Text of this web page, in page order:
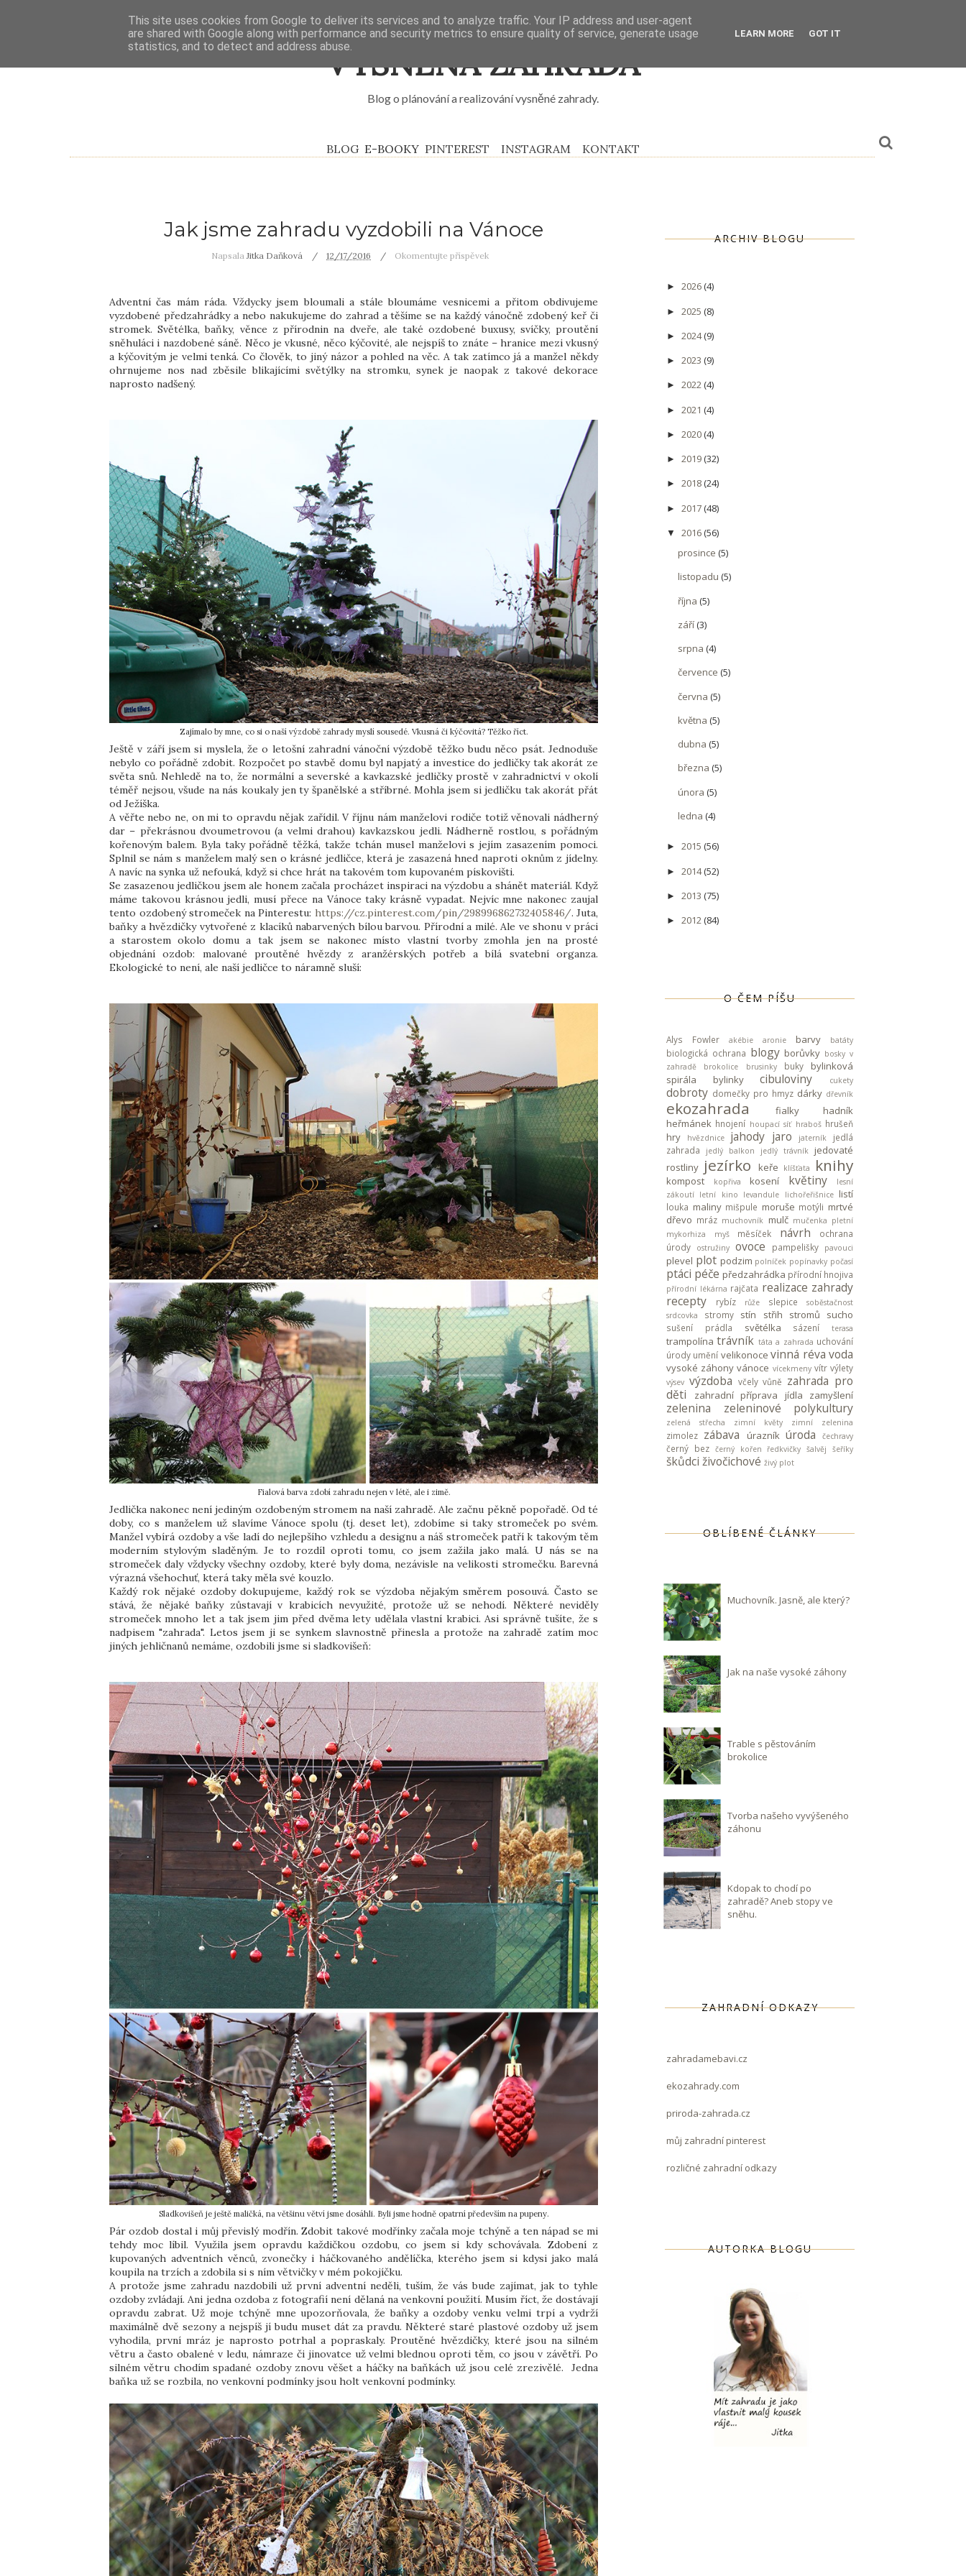
VYSNĚNÁ ZAHRADA
Blog o plánování a realizování vysněné zahrady.
BLOG E-BOOKY PINTEREST INSTAGRAM KONTAKT
Jak jsme zahradu vyzdobili na Vánoce
NapsalaJitka Daňková 12/17/2016 Okomentujte příspěvek
Adventní čas mám ráda. Vždycky jsem bloumali a stále bloumáme vesnicemi a přitom obdivujeme
vyzdobené předzahrádky a nebo nakukujeme do zahrad a těšíme se na každý vánočně zdobený keř či
stromek. Světélka, baňky, věnce z přírodnin na dveře, ale také ozdobené buxusy, svíčky, proutění
sněhuláci i nazdobené sáně. Něco je vkusné, něco kýčovité, ale nejspíš to znáte – hranice mezi vkusný
a kýčovitým je velmi tenká. Co člověk, to jiný názor a pohled na věc. A tak zatímco já a manžel někdy
ohrnujeme nos nad zběsile blikajícími světýlky na stromku, synek je naopak z takové dekorace
naprosto nadšený.
Zajímalo by mne, co si o naší výzdobě zahrady myslí sousedé. Vkusná či kýčovitá? Těžko říct.
Ještě v září jsem si myslela, že o letošní zahradní vánoční výzdobě těžko budu něco psát. Jednoduše
nebylo co pořádně zdobit. Rozpočet po stavbě domu byl napjatý a investice do jedličky tak akorát ze
světa snů. Nehledě na to, že normální a severské a kavkazské jedličky prostě v zahradnictví v okolí
téměř nejsou, všude na nás koukaly jen ty španělské a stříbrné. Mohla jsem si jedličku tak akorát přát
od Ježíška.
A věřte nebo ne, on mi to opravdu nějak zařídil. V říjnu nám manželovi rodiče totiž věnovali nádherný
dar – překrásnou dvoumetrovou (a velmi drahou) kavkazskou jedli. Nádherně rostlou, s pořádným
kořenovým balem. Byla taky pořádně těžká, takže tchán musel manželovi s jejím zasazením pomoci.
Splnil se nám s manželem malý sen o krásné jedličce, která je zasazená hned naproti oknům z jídelny.
A navíc na synka už nefouká, když si chce hrát na takovém tom kupovaném pískovišti.
Se zasazenou jedličkou jsem ale honem začala procházet inspiraci na výzdobu a shánět materiál. Když
máme takovou krásnou jedli, musí přece na Vánoce taky krásně vypadat. Nejvíc mne nakonec zaujal
tento ozdobený stromeček na Pinterestu: https://cz.pinterest.com/pin/298996862732405846/. Juta,
baňky a hvězdičky vytvořené z klacíků nabarvených bílou barvou. Přírodní a milé. Ale ve shonu v práci
a starostem okolo domu a tak jsem se nakonec místo vlastní tvorby zmohla jen na prosté
objednání ozdob: malované proutěné hvězdy z aranžérských potřeb a bílá svatební organza.
Ekologické to není, ale naší jedličce to náramně sluší:
Fialová barva zdobí zahradu nejen v létě, ale i zimě.
Jedlička nakonec není jediným ozdobeným stromem na naší zahradě. Ale začnu pěkně popořadě. Od té
doby, co s manželem už slavíme Vánoce spolu (tj. deset let), zdobíme si taky stromeček po svém.
Manžel vybírá ozdoby a vše ladí do nejlepšího vzhledu a designu a náš stromeček patří k takovým těm
moderním stylovým sladěným. Je to rozdíl oproti tomu, co jsem zažila jako malá. U nás se na
stromeček daly vždycky všechny ozdoby, které byly doma, nezávisle na velikosti stromečku. Barevná
výrazná všehochuť, která taky měla své kouzlo.
Každý rok nějaké ozdoby dokupujeme, každý rok se výzdoba nějakým směrem posouvá. Často se
stává, že nějaké baňky zůstavají v krabicích nevyužité, protože už se nehodí. Některé neviděly
stromeček mnoho let a tak jsem jim před dvěma lety udělala vlastní krabici. Asi správně tušíte, že s
nadpisem "zahrada". Letos jsem ji se synkem slavnostně přinesla a protože na zahradě zatím moc
jiných jehličnanů nemáme, ozdobili jsme si sladkovišeň:
Sladkovišeň je ještě maličká, na většinu větví jsme dosáhli. Byli jsme hodně opatrní především na pupeny.
Pár ozdob dostal i můj převislý modřín. Zdobit takové modřínky začala moje tchýně a ten nápad se mi
tehdy moc líbil. Využila jsem opravdu každičkou ozdobu, co jsem si kdy schovávala. Zdobení z
kupovaných adventních věnců, zvonečky i háčkovaného andělíčka, kterého jsem si kdysi jako malá
koupila na trzích a zdobila si s ním větvičky v mém pokojíčku.
A protože jsme zahradu nazdobili už první adventní neděli, tuším, že vás bude zajímat, jak to tyhle
ozdoby zvládají. Ani jedna ozdoba z fotografií není dělaná na venkovní použití. Musím říct, že dostávají
opravdu zabrat. Už moje tchýně mne upozorňovala, že baňky a ozdoby venku velmi trpí a vydrží
maximálně dvě sezony a nejspíš jí budu muset dát za pravdu. Některé staré plastové ozdoby už jsem
vyhodila, první mráz je naprosto potrhal a popraskaly. Proutěné hvězdičky, které jsou na silném
větru a často obalené v ledu, námraze či jinovatce už velmi blednou oproti těm, co jsou v závětří. Po
silném větru chodím spadané ozdoby znovu věšet a háčky na baňkách už jsou celé zrezivělé. Jedna
baňka už se rozbila, no venkovní podmínky jsou holt venkovní podmínky.
ARCHIV BLOGU
► 2026(4)
► 2025 (8)
► 2024(9)
► 2023 (9)
► 2022(4)
► 2021 (4)
► 2020(4)
► 2019(32)
► 2018(24)
► 2017(48)
▼ 2016(56)
prosince (5)
listopadu (5)
října (5)
září(3)
srpna (4)
července (5)
června (5)
května (5)
dubna (5)
března (5)
února (5)
ledna (4)
► 2015 (56)
► 2014(52)
► 2013 (75)
► 2012(84)
O ČEM PÍŠU
Alys Fowler akébie aronie barvy batáty
biologická ochrana blogy borůvky bosky v
zahradě
brokolice brusinky buky
bylinková
spirála
bylinky cibuloviny cukety
dobroty domečky pro hmyz dárky dřevník
ekozahrada fialky
hadník
heřmánek hnojení houpací síť hraboš hrušeň
hry hvězdnice jahody jaro jaterník
jedlá
zahrada
jedlý balkon jedlý trávník jedovaté
rostliny jezírko keře klíšťata knihy
kompost kopřiva kosení květiny
lesní
zákoutí letní kino levandule lichořeřišnice listí
louka maliny mišpule moruše motýli mrtvé
dřevo mráz muchovník mulč mučenka pletní
mykorhiza
myš měsíček návrh
ochrana
úrody
ostružiny ovoce pampelišky pavouci
plevel plot podzim polníček popínavky počasí
ptáci péče předzahrádka přírodní hnojiva
přírodní lékárna rajčata realizace zahrady
recepty
rybíz růže slepice
soběstačnost
srdcovka
stromy stín střih stromů sucho
sušení prádla světélka sázení terasa
trampolína trávník táta a zahrada uchování
úrody umění velikonoce vinná réva voda
vysoké záhony vánoce vícekmeny vítr výlety
výsev výzdoba včely vůně zahrada pro
děti
zahradní příprava jídla zamyšlení
zelenina zeleninové polykultury
zelená střecha zimní květy zimní zelenina
zimolez zábava úrazník úroda čechravy
černý bez černý kořen ředkvičky šalvěj šeříky
škůdci živočichové živý plot
OBLÍBENÉ ČLÁNKY
Muchovník. Jasně, ale který?
Jak na naše vysoké záhony
Trable s pěstováním
brokolice
Tvorba našeho vyvýšeného
záhonu
Kdopak to chodí po
zahradě? Aneb stopy ve
sněhu.
ZAHRADNÍ ODKAZY
zahradamebavi.cz
ekozahrady.com
priroda-zahrada.cz
můj zahradní pinterest
rozličné zahradní odkazy
AUTORKA BLOGU
This site uses cookies from Google to deliver its services and to analyze traffic. Your IP address and user-agent
are shared with Google along with performance and security metrics to ensure quality of service, generate usage
statistics, and to detect and address abuse.
LEARN MORE GOT IT